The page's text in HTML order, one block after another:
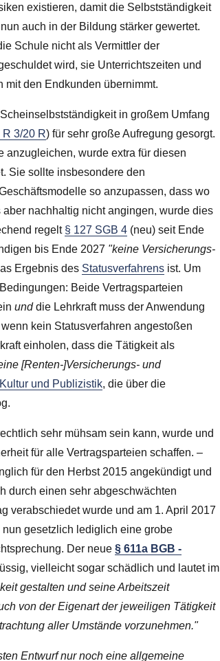
existieren, damit die Selbstständigkeit
auch in der Bildung stärker gewertet.
Schule nicht als Vermittler der
wird, sie Unterrichtszeiten und
mit den Endkunden übernimmt.
in großem Umfang
R 3/20 R) für sehr große Aufregung gesorgt.
anzugleichen, wurde extra für diesen
Sie sollte insbesondere den
so anzupassen, dass wo
nachhaltig nicht angingen, wurde dies
regelt § 127 SGB 4 (neu) seit Ende
bis Ende 2027 "keine Versicherungs-
Ergebnis des Statusverfahrens ist. Um
Beide Vertragsparteien
unddie Lehrkraft muss der Anwendung
kein Statusverfahren angestoßen
einholen, dass die Tätigkeit als
[Renten-]Versicherungs- und
und Publizistik, die über die
sehr mühsam sein kann, wurde und
für alle Vertragsparteien schaffen. –
für den Herbst 2015 angekündigt und
durch einen sehr abgeschwächten
verabschiedet wurde und am 1. April 2017
gesetzlich lediglich eine grobe
Der neue§ 611a BGB -
vielleicht sogar schädlich und lautet im
gestalten und seine Arbeitszeit
von der Eigenart der jeweiligen Tätigkeit
aller Umstände vorzunehmen."
Entwurf nur noch eine allgemeine